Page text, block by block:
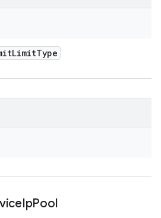
LimitType
IpPool